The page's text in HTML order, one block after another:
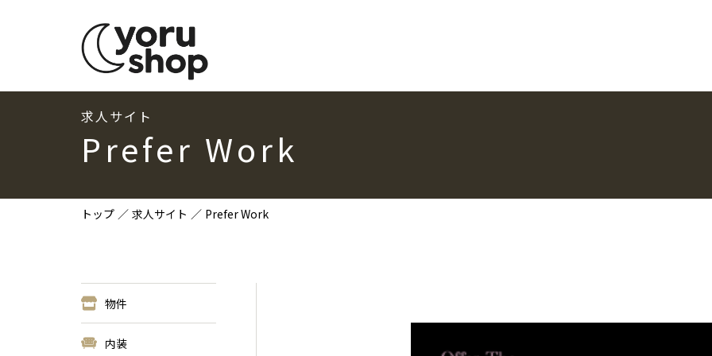
求人サイト
Prefer Work
トップ 求人サイト Prefer Work
物件
内装